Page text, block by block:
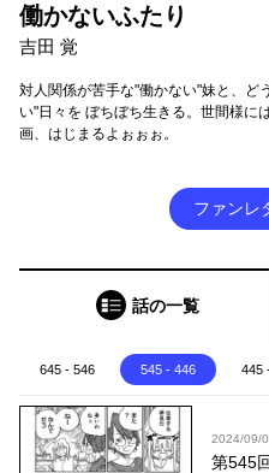
働かないふたり
吉田 覚
対人関係が苦手な"働かない"妹と、ど
い"日々を ぼちぼち生きる。世間様に
画、はじまるよぉぉぉ。
ファンレ
話の一覧
645 - 546 545 - 446 445
2024/09/
第545